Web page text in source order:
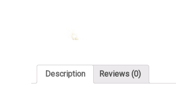
Description Reviews (0)